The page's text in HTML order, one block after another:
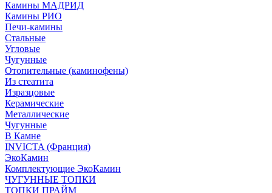
Камины МАДРИД
Камины РИО
Печи-камины
Стальные
Угловые
Чугунные
Отопительные (каминофены)
Из стеатита
Изразцовые
Керамические
Металлические
Чугунные
В Камне
INVICTA (Франция)
ЭкоКамин
Комплектующие ЭкоКамин
ЧУГУННЫЕ ТОПКИ
ТОПКИ ПРАЙМ